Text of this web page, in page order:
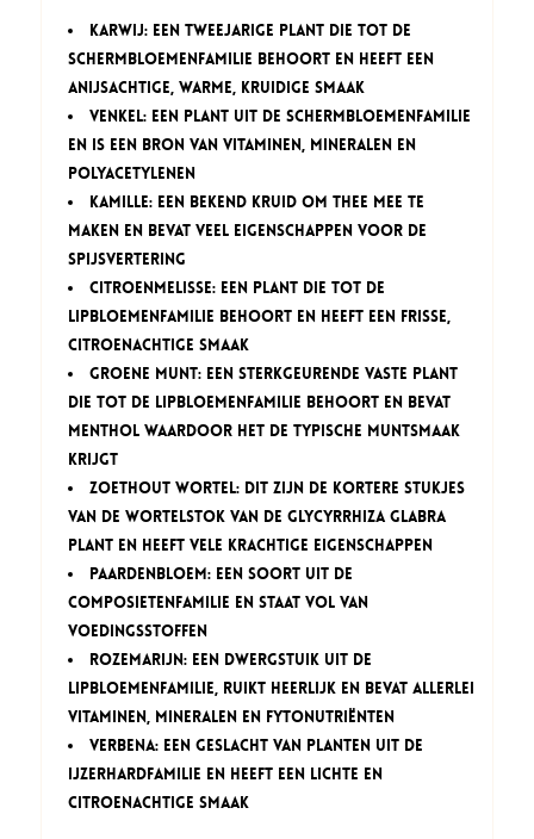
Karwij: een tweejarige plant die tot de
schermbloemenfamilie behoort en heeft een
anijsachtige, warme, kruidige smaak
Venkel: een plant uit de schermbloemenfamilie
en is een bron van vitaminen, mineralen en
polyacetylenen
Kamille: een bekend kruid om thee mee te
maken en bevat veel eigenschappen voor de
spijsvertering
Citroenmelisse: een plant die tot de
lipbloemenfamilie behoort en heeft een frisse,
citroenachtige smaak
Groene munt: een sterkgeurende vaste plant
die tot de lipbloemenfamilie behoort en bevat
menthol waardoor het de typische muntsmaak
krijgt
Zoethout wortel: dit zijn de kortere stukjes
van de wortelstok van de Glycyrrhiza glabra
plant en heeft vele krachtige eigenschappen
Paardenbloem: een soort uit de
composietenfamilie en staat vol van
voedingsstoffen
Rozemarijn: een dwergstuik uit de
lipbloemenfamilie, ruikt heerlijk en bevat allerlei
vitaminen, mineralen en fytonutriënten
Verbena: een geslacht van planten uit de
IJzerhardfamilie en heeft een lichte en
citroenachtige smaak